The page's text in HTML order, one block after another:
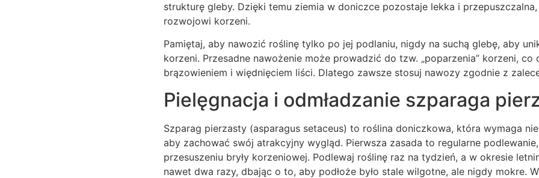
strukturę gleby. Dzięki temu ziemia w doniczce pozostaje lekka i
rozwojowi korzeni.
Pamiętaj, aby nawozić roślinę tylko po jej podlaniu, nigdy na suchą glebę, aby
korzeni. Przesadne nawożenie może prowadzić do tzw. „poparzenia” korzeni, co
brązowieniem i więdnięciem liści. Dlatego zawsze stosuj nawozy zgodnie z
Pielęgnacja i odmładzanie szparaga
Szparag pierzasty (asparagus setaceus) to roślina doniczkowa, która wymaga
aby zachować swój atrakcyjny wygląd. Pierwsza zasada to regularne
przesuszeniu bryły korzeniowej. Podlewaj roślinę raz na tydzień, a w okresie
nawet dwa razy, dbając o to, aby podłoże było stale wilgotne, ale nigdy mokre.